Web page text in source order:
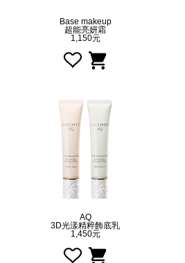
Base makeup
超能亮妍霜
1,150元
AQ
3D光漾精粹飾底乳
1,450元